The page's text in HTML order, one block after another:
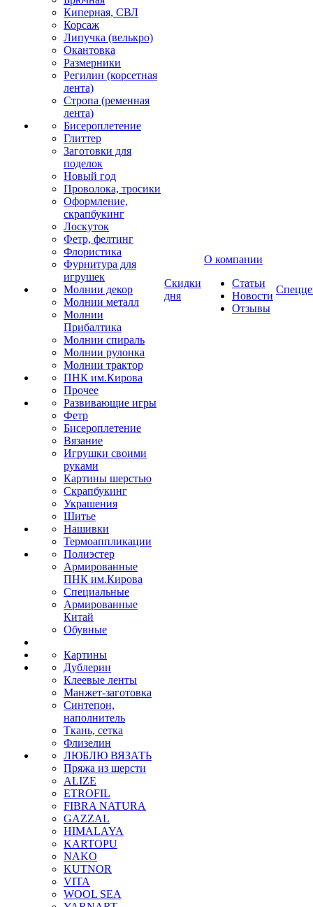
Киперная, СВЛ
Корсаж
Липучка (велькро)
Окантовка
Размерники
Регилин (корсетная
лента)
Стропа (ременная
лента)
Бисероплетение
Глиттер
Заготовки для
поделок
Новый год
Проволока, тросики
Оформление,
скрапбукинг
Лоскуток
Фетр, фелтинг
Флористика
Фурнитура для
игрушек
Молнии декор
Молнии металл
Молнии
Прибалтика
Молнии спираль
Молнии рулонка
Молнии трактор
ПНК им.Кирова
Прочее
Развивающие игры
Фетр
Бисероплетение
Вязание
Игрушки своими
руками
Картины шерстью
Скрапбукинг
Украшения
Шитье
Нашивки
Термоаппликации
Полиэстер
Армированные
ПНК им.Кирова
Специальные
Армированные
Китай
Обувные
Картины
Дублерин
Клеевые ленты
Манжет-заготовка
Синтепон,
наполнитель
Ткань, сетка
Флизелин
ЛЮБЛЮ ВЯЗАТЬ
Пряжа из шерсти
ALIZE
ETROFIL
FIBRA NATURA
GAZZAL
HIMALAYA
KARTOPU
NAKO
KUTNOR
VITA
WOOL SEA
Скидки
дня
О компании
Статьи
Новости
Отзывы